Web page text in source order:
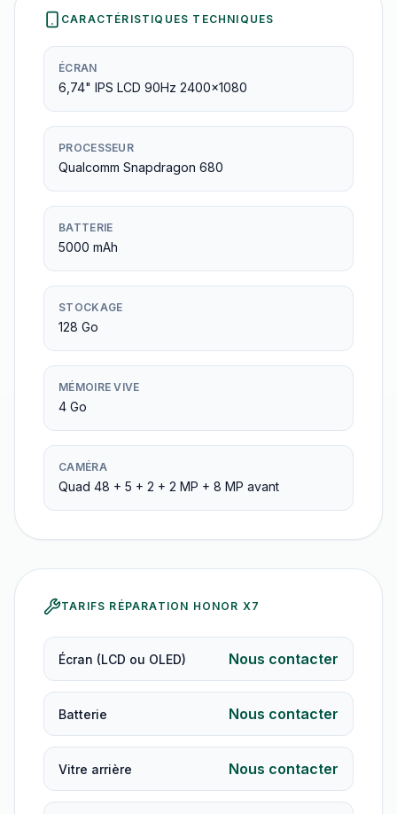
CARACTÉRISTIQUES TECHNIQUES
ÉCRAN
6,74" IPS LCD 90Hz 2400×1080
PROCESSEUR
Qualcomm Snapdragon 680
BATTERIE
5000 mAh
STOCKAGE
128 Go
MÉMOIRE VIVE
4 Go
CAMÉRA
Quad 48 + 5 + 2 + 2 MP + 8 MP avant
TARIFS RÉPARATION HONOR X7
Écran (LCD ou OLED) Nous contacter
Batterie Nous contacter
Vitre arrière Nous contacter